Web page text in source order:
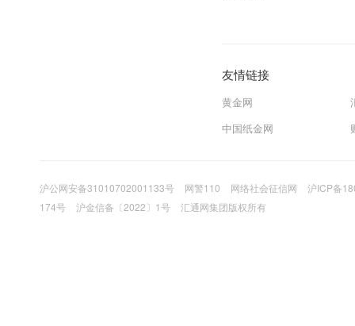
友情链接
黄金网
中国纸金网
沪公网安备31010702001133号 网警110 网络社会征信网
沪ICP备
174号
沪金信备〔2022〕1号 汇通网集团版权所有